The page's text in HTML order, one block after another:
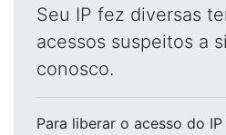
Seu IP fez diversas
acessos suspeitos a
conosco.
Para liberar o acesso do IP